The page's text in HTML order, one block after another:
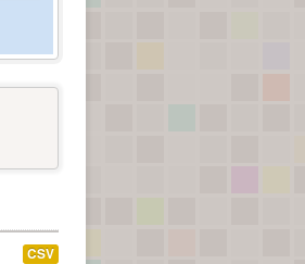
CSV